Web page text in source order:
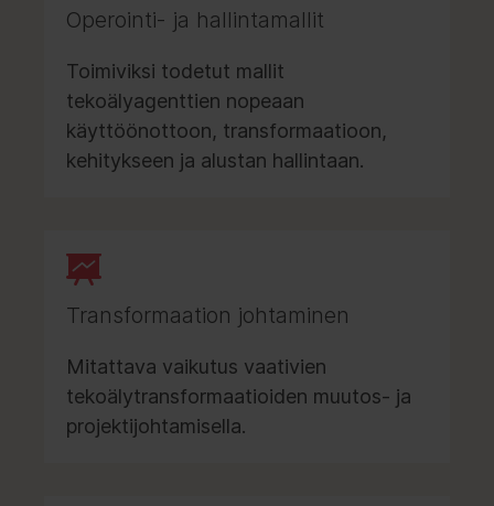
Operointi- ja hallintamallit
Toimiviksi todetut mallit
tekoälyagenttien nopeaan
käyttöönottoon, transformaatioon,
kehitykseen ja alustan hallintaan.
Transformaation johtaminen
Mitattava vaikutus vaativien
tekoälytransformaatioiden muutos- ja
projektijohtamisella.